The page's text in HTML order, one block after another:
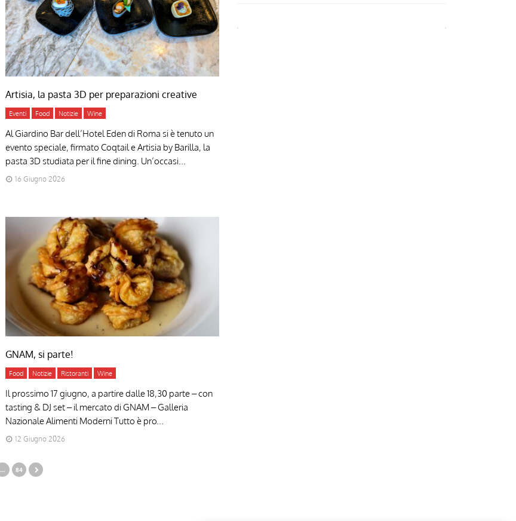
Artisia, la pasta 3D per preparazioni creative
Eventi Food Notizie Wine
Al Giardino Bar dell’Hotel Eden di Roma si è tenuto un
evento speciale, firmato Coqtail e Artisia by Barilla, la
pasta 3D studiata per il fine dining. Un’occasi...
16 Giugno 2026
GNAM, si parte!
Food Notizie Ristoranti Wine
Il prossimo 17 giugno, a partire dalle 18,30 parte – con
tasting & DJ set – il mercato di GNAM – Galleria
Nazionale Alimenti Moderni Tutto è pro...
12 Giugno 2026
… 84